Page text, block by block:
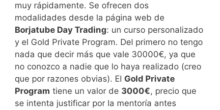
muy rápidamente. Se ofrecen dos
modalidades desde la página web de
Borjatube Day Trading: un curso personalizado
y el Gold Private Program. Del primero no tengo
nada que decir más que vale 30000€, ya que
no conozco a nadie que lo haya realizado (creo
que por razones obvias). El Gold Private
Program tiene un valor de 3000€, precio que
se intenta justificar por la mentoría antes